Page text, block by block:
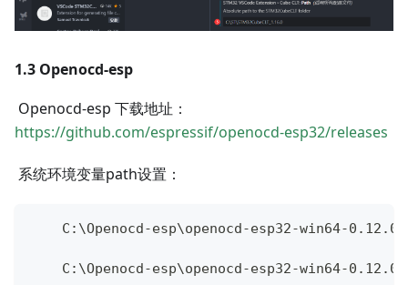
1.3 Openocd-esp
​ Openocd-esp 下载地址：
https://github.com/espressif/openocd-esp32/releases
​ 系统环境变量path设置：
C:\Openocd-esp\openocd-esp32-win64-
C:\Openocd-esp\openocd-esp32-win64-